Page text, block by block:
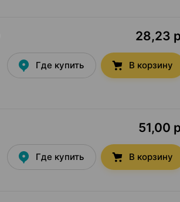
28,23
Где купить В корзину
51,00
Где купить В корзину